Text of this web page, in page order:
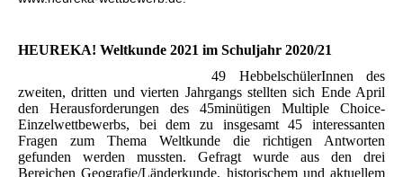
HEUREKA! Weltkunde 2021 im Schuljahr 2020/21
49 HebbelschülerInnen des
zweiten, dritten und vierten Jahrgangs stellten sich Ende April
den Herausforderungen des 45minütigen Multiple Choice-
Einzelwettbewerbs, bei dem zu insgesamt 45 interessanten
Fragen zum Thema Weltkunde die richtigen Antworten
gefunden werden mussten. Gefragt wurde aus den drei
Bereichen Geografie/Länderkunde, historischem und aktuellem